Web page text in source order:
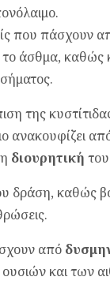
που πάσχουν
το άσθμα,
της
ανακουφίζει
διουρητική
δράση,
από
και των